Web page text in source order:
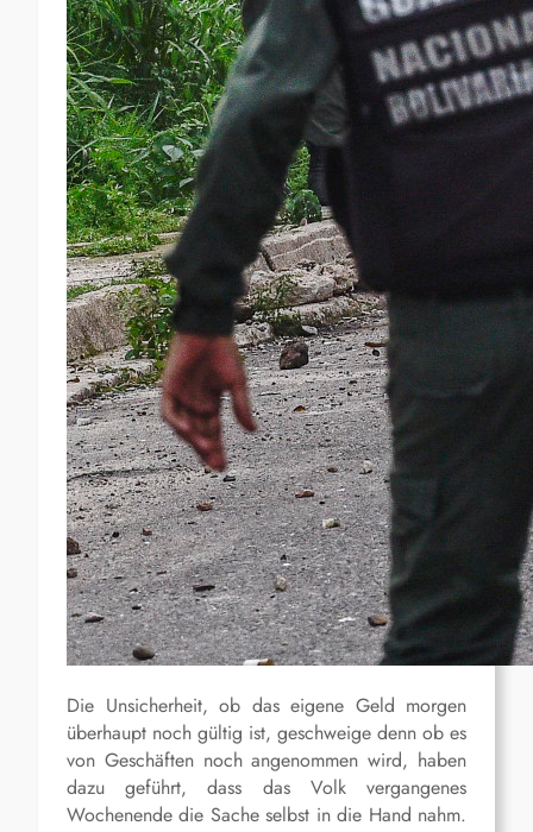
Die Unsicherheit, ob das eigene Geld morgen
überhaupt noch gültig ist, geschweige denn ob es
von Geschäften noch angenommen wird, haben
dazu geführt, dass das Volk vergangenes
Wochenende die Sache selbst in die Hand nahm.